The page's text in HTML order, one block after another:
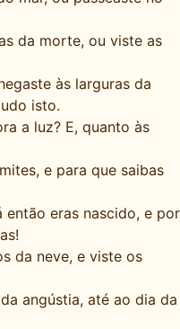
da morte, ou viste as
às larguras da
isto.
a luz? E, quanto às
e para que saibas
eras nascido, e por
da neve, e viste os
angústia, até ao dia da